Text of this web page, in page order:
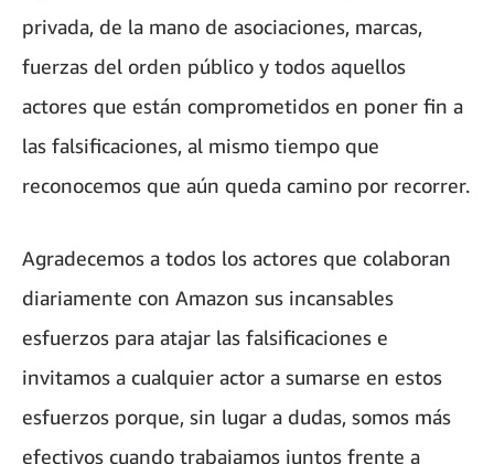
privada, de la mano de asociaciones, marcas,
fuerzas del orden público y todos aquellos
actores que están comprometidos en poner fin a
las falsificaciones, al mismo tiempo que
reconocemos que aún queda camino por recorrer.
Agradecemos a todos los actores que colaboran
diariamente con Amazon sus incansables
esfuerzos para atajar las falsificaciones e
invitamos a cualquier actor a sumarse en estos
esfuerzos porque, sin lugar a dudas, somos más
efectivos cuando trabajamos juntos frente a